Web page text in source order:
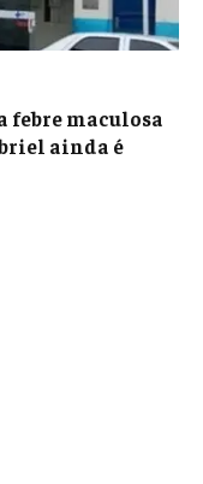
febre maculosa
ainda é